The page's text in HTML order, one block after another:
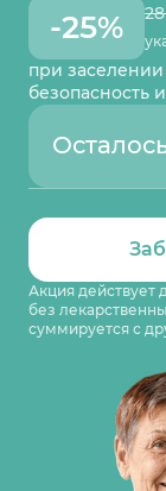
-25%
при заселении
безопасность
Акция действует
без
суммируется с